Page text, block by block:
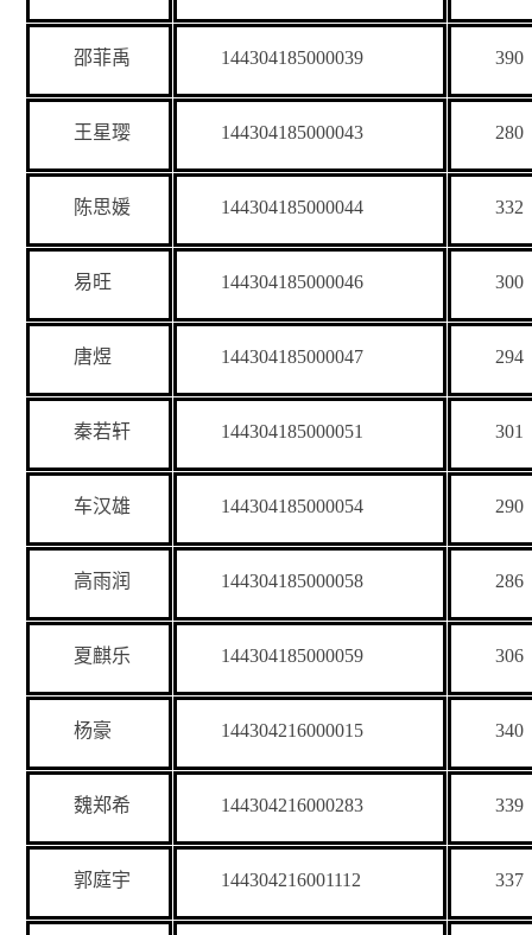
邵菲禹 144304185000039 390
王星璎 144304185000043 280
陈思媛 144304185000044 332
易旺 144304185000046 300
唐煜 144304185000047 294
秦若轩 144304185000051 301
车汉雄 144304185000054 290
高雨润 144304185000058 286
夏麒乐 144304185000059 306
杨豪 144304216000015 340
魏郑希 144304216000283 339
郭庭宇 144304216001112 337